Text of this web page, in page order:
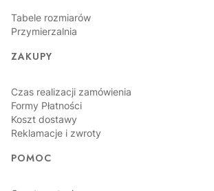
Tabele rozmiarów
Przymierzalnia
ZAKUPY
Czas realizacji zamówienia
Formy Płatności
Koszt dostawy
Reklamacje i zwroty
POMOC